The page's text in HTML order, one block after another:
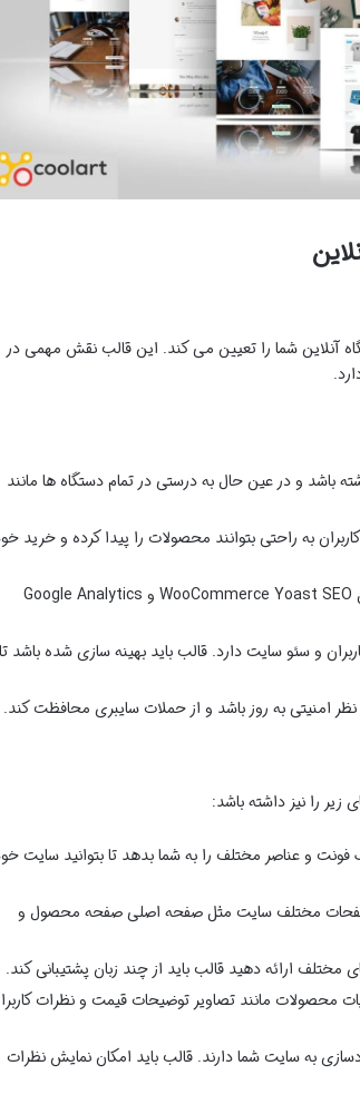
آنلاین شما را تعیین می کند. این قالب نقش مهمی در
باشد و در عین حال به درستی در تمام دستگاه ها مانند
به راحتی بتوانند محصولات را پیدا کرده و خرید
قالب باید با افزونه های مهمی مثل WooCommerce Yoast SEO و Google Analytics
و سئو سایت دارد. قالب باید بهینه سازی شده باشد
امنیتی به روز باشد و از حملات سایبری محافظت کند.
را نیز داشته باشد:
و عناصر مختلف را به شما بدهد تا بتوانید سایت
صفحات مختلف سایت مثل صفحه اصلی صفحه محصول و
ارائه دهید قالب باید از چند زبان پشتیبانی کند.
محصولات مانند تصاویر توضیحات قیمت و نظرات
به سایت شما دارند. قالب باید امکان نمایش نظرات